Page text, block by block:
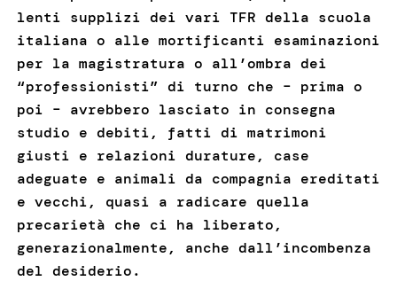
lenti supplizi dei vari TFR della scuola
italiana o alle mortificanti esaminazioni
per la magistratura o all’ombra dei
“professionisti” di turno che – prima o
poi – avrebbero lasciato in consegna
studio e debiti, fatti di matrimoni
giusti e relazioni durature, case
adeguate e animali da compagnia ereditati
e vecchi, quasi a radicare quella
precarietà che ci ha liberato,
generazionalmente, anche dall’incombenza
del desiderio.